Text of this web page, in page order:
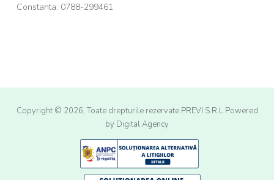
Constanta: 0788-299461
Copyright © 2026, Toate drepturile rezervate PREVI S.R.L Powered
by Digital Agency